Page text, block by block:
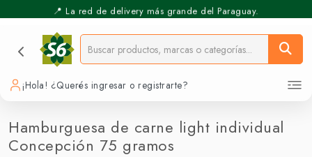
📍 La red de delivery más grande del Paraguay.
¡Hola! ¿Querés ingresar o registrarte?
Hamburguesa de carne light individual
Concepción 75 gramos